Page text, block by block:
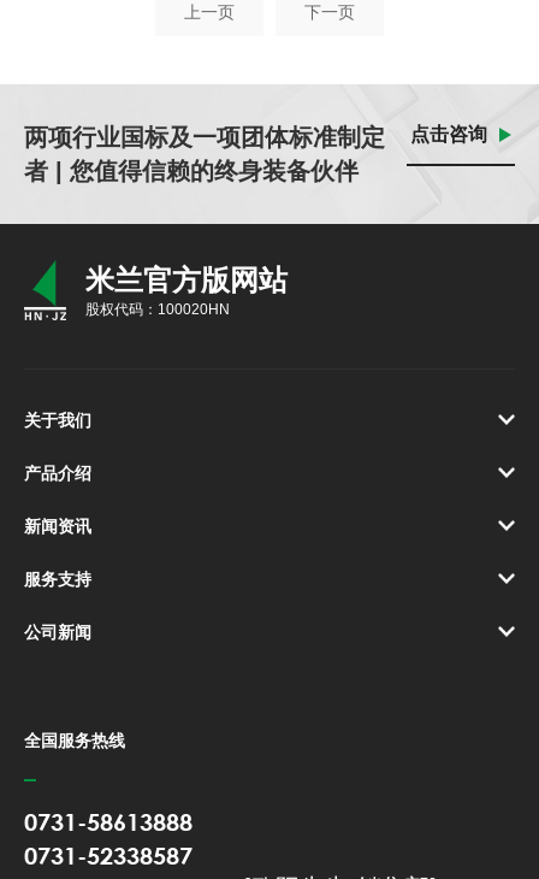
上一页 下一页
两项行业国标及一项团体标准制定
者 | 您值得信赖的终身装备伙伴
点击咨询
米兰官方版网站
股权代码：100020HN
全国服务热线
0731-58613888
0731-52338587
关于我们
产品介绍
新闻资讯
服务支持
公司新闻